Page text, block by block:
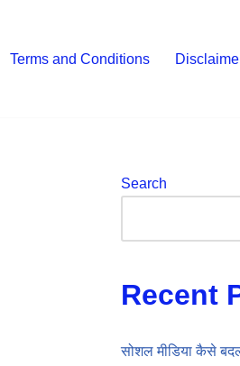
Terms and Conditions
Search
Recent
सोशल मीडिया कैसे